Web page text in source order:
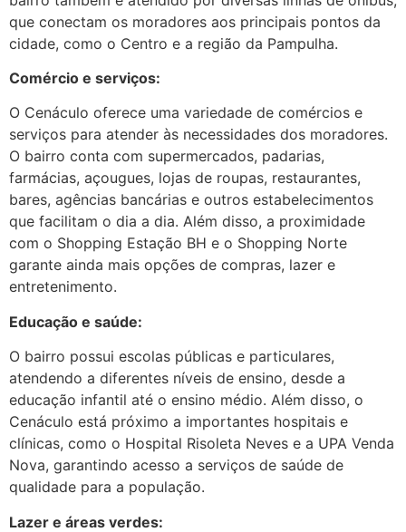
que conectam os moradores aos principais pontos da
cidade, como o Centro e a região da Pampulha.
Comércio e serviços:
O Cenáculo oferece uma variedade de comércios e
serviços para atender às necessidades dos moradores.
O bairro conta com supermercados, padarias,
farmácias, açougues, lojas de roupas, restaurantes,
bares, agências bancárias e outros estabelecimentos
que facilitam o dia a dia. Além disso, a proximidade
com o Shopping Estação BH e o Shopping Norte
garante ainda mais opções de compras, lazer e
entretenimento.
Educação e saúde:
O bairro possui escolas públicas e particulares,
atendendo a diferentes níveis de ensino, desde a
educação infantil até o ensino médio. Além disso, o
Cenáculo está próximo a importantes hospitais e
clínicas, como o Hospital Risoleta Neves e a UPA Venda
Nova, garantindo acesso a serviços de saúde de
qualidade para a população.
Lazer e áreas verdes: